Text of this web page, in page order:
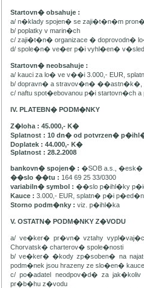
Startovn� obsahuje :
a/ n�klady spojen� se zaji�t�n�m
b/ poplatky v marin�ch
c/ zaji�t�n� organizace � doprovodn�
d/ spole�n� ve�er p�i vyhl�en�
Startovn� neobsahuje :
a/ kauci za lo� ve v��i 3.000,- EUR,
b/ dopravn� a stravov�n� ��astn�k�,
c/ naftu spot�ebovanou p�i startovn�ch
IV. PLATEBN� PODM�NKY
Z�loha : 45.000,- K�
Splatnost : 10 dn� od potvrzen�
Doplatek : 44.000,- K�
Splatnost : 28.2.2008
bankovn� spojen� : �SOB a.s., �esk�
��slo ��tu : 164 69 25 33/0300
variabiln� symbol : ��slo p�ihl�ky
Kauce : 3.000,- EUR, splatn� p�i
Storno podm�nky : viz. p�ihl�ka
V. OSTATN� PODM�NKY Z�VODU
a/ ve�ker� pr�vn� vztahy
Chorvatsk� charterov� spole�nosti
b/ ve�ker� �kody zp�soben� na
podm�nek jsou hrazeny ze slo�en� kauce
c/ po�adatel neodpov�d� za
pr�b�hu z�vodu